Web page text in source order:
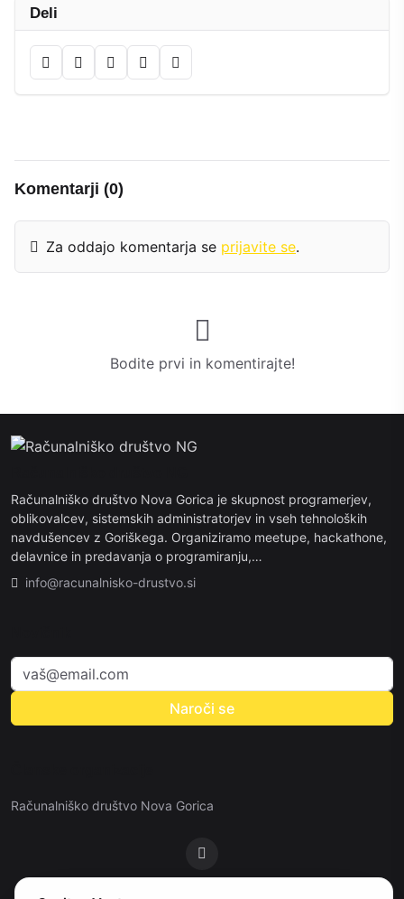
Deli
Komentarji (0)
Za oddajo komentarja se prijavite se.
Bodite prvi in ​​komentirajte!
Računalniško društvo Nova Gorica je skupnost programerjev,
oblikovalcev, sistemskih administratorjev in vseh tehnoloških
navdušencev z Goriškega. Organiziramo meetupe, hackathone,
delavnice in predavanja o programiranju,…
info@racunalnisko-drustvo.si
Naroči se
Računalniško društvo Nova Gorica